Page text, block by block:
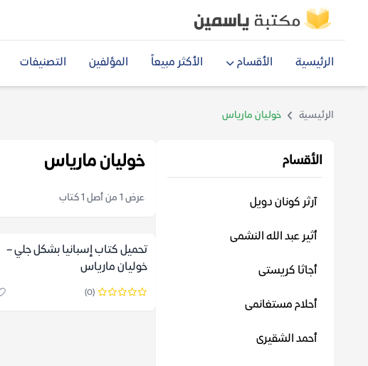
الرئيسية الأقسام الأكثر مبيعاً المؤلفين التصنيفات
الرئيسية خوليان مارياس
الأقسام
آرثر كونان دويل
أثير عبد الله النشمى
أجاثا كريستى
أحلام مستغانمى
أحمد الشقيرى
خوليان مارياس
عرض 1 من أصل 1 كتاب
تحميل كتاب إسبانيا بشكل جلي –
خوليان مارياس
(0)